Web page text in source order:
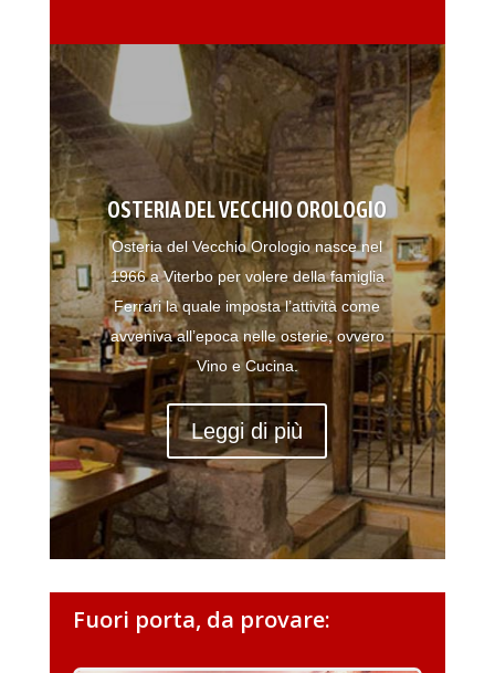
OSTERIA DEL VECCHIO OROLOGIO
Osteria del Vecchio Orologio nasce nel
1966 a Viterbo per volere della famiglia
Ferrari la quale imposta l’attività come
avveniva all’epoca nelle osterie, ovvero
Vino e Cucina.
Leggi di più
Fuori porta, da provare: